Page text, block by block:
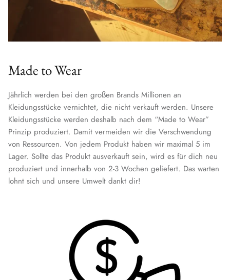
Made to Wear
Jährlich werden bei den großen Brands Millionen an
Kleidungsstücke vernichtet, die nicht verkauft werden. Unsere
Kleidungsstücke werden deshalb nach dem “Made to Wear”
Prinzip produziert. Damit vermeiden wir die Verschwendung
von Ressourcen. Von jedem Produkt haben wir maximal 5 im
Lager. Sollte das Produkt ausverkauft sein, wird es für dich neu
produziert und innerhalb von 2-3 Wochen geliefert. Das warten
lohnt sich und unsere Umwelt dankt dir!